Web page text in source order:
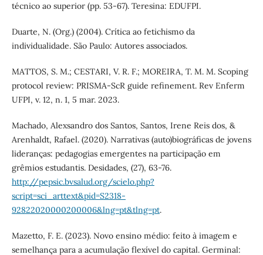
técnico ao superior (pp. 53-67). Teresina: EDUFPI.
Duarte, N. (Org.) (2004). Crítica ao fetichismo da
individualidade. São Paulo: Autores associados.
MATTOS, S. M.; CESTARI, V. R. F.; MOREIRA, T. M. M. Scoping
protocol review: PRISMA-ScR guide refinement. Rev Enferm
UFPI, v. 12, n. 1, 5 mar. 2023.
Machado, Alexsandro dos Santos, Santos, Irene Reis dos, &
Arenhaldt, Rafael. (2020). Narrativas (auto)biográficas de jovens
lideranças: pedagogias emergentes na participação em
grêmios estudantis. Desidades, (27), 63-76.
http://pepsic.bvsalud.org/scielo.php?
script=sci_arttext&pid=S2318-
92822020000200006&lng=pt&tlng=pt.
Mazetto, F. E. (2023). Novo ensino médio: feito à imagem e
semelhança para a acumulação flexível do capital. Germinal: